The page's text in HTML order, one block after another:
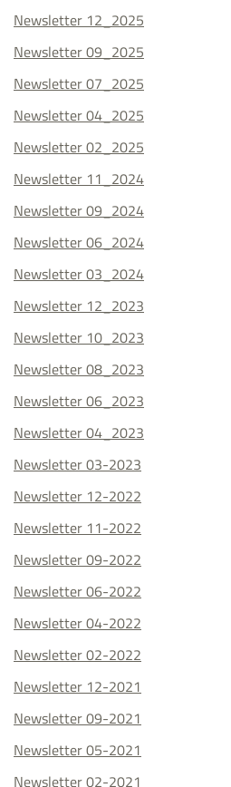
Newsletter 12_2025
Newsletter 09_2025
Newsletter 07_2025
Newsletter 04_2025
Newsletter 02_2025
Newsletter 11_2024
Newsletter 09_2024
Newsletter 06_2024
Newsletter 03_2024
Newsletter 12_2023
Newsletter 10_2023
Newsletter 08_2023
Newsletter 06_2023
Newsletter 04_2023
Newsletter 03-2023
Newsletter 12-2022
Newsletter 11-2022
Newsletter 09-2022
Newsletter 06-2022
Newsletter 04-2022
Newsletter 02-2022
Newsletter 12-2021
Newsletter 09-2021
Newsletter 05-2021
Newsletter 02-2021